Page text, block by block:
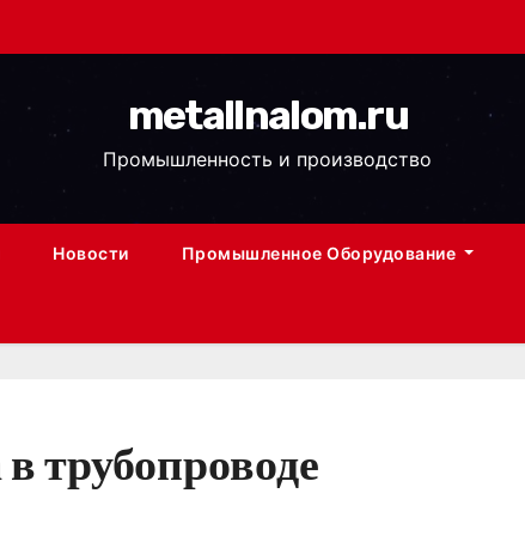
metallnalom.ru
Промышленность и производство
Новости Промышленное Оборудование
трубопроводе